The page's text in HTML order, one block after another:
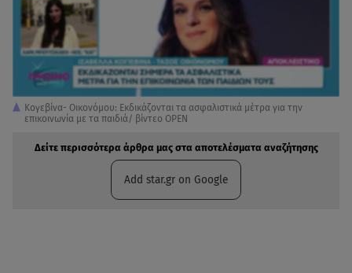
Κογεβίνα- Οικονόμου: Εκδικάζονται τα ασφαλιστικά μέτρα για την
επικοινωνία με τα παιδιά/ βίντεο ΟΡΕΝ
Δείτε περισσότερα άρθρα μας στα αποτελέσματα αναζήτησης
Add star.gr on Google